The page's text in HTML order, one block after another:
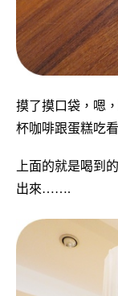
摸了摸口袋，嗯
杯咖啡跟蛋糕吃
上面的就是喝到
出來…….